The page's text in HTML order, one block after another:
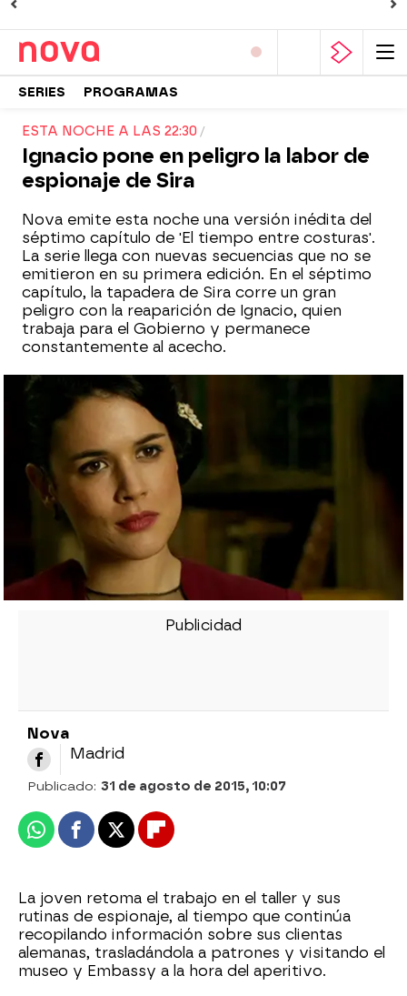
SERIES PROGRAMAS
ESTA NOCHE A LAS 22:30
Ignacio pone en peligro la labor de
espionaje de Sira
Nova emite esta noche una versión inédita del
séptimo capítulo de 'El tiempo entre costuras'.
La serie llega con nuevas secuencias que no se
emitieron en su primera edición. En el séptimo
capítulo, la tapadera de Sira corre un gran
peligro con la reaparición de Ignacio, quien
trabaja para el Gobierno y permanece
constantemente al acecho.
Nova
Madrid
Publicado: 31 de agosto de 2015, 10:07
WhatsappFacebook
X Flipboard
La joven retoma el trabajo en el taller y sus
rutinas de espionaje, al tiempo que continúa
recopilando información sobre sus clientas
alemanas, trasladándola a patrones y visitando el
museo y Embassy a la hora del aperitivo.